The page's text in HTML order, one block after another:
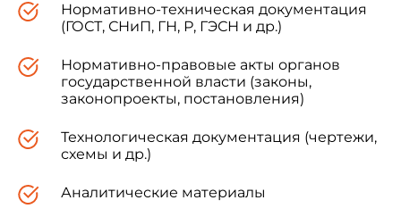
Нормативно-техническая документация
(ГОСТ, СНиП, ГН, Р, ГЭСН и др.)
Нормативно-правовые акты органов
государственной власти (законы,
законопроекты, постановления)
Технологическая документация (чертежи,
схемы и др.)
Аналитические материалы